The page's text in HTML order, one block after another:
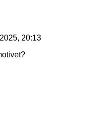
20:13